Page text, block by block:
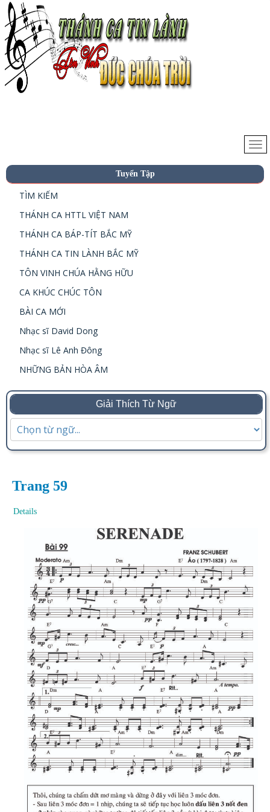
Tuyển Tập
TÌM KIẾM
THÁNH CA HTTL VIỆT NAM
THÁNH CA BÁP-TÍT BẮC MỸ
THÁNH CA TIN LÀNH BẮC MỸ
TÔN VINH CHÚA HẰNG HỮU
CA KHÚC CHÚC TÔN
BÀI CA MỚI
Nhạc sĩ David Dong
Nhạc sĩ Lê Anh Đông
NHỮNG BẢN HÒA ÂM
Giải Thích Từ Ngữ
Trang 59
Details